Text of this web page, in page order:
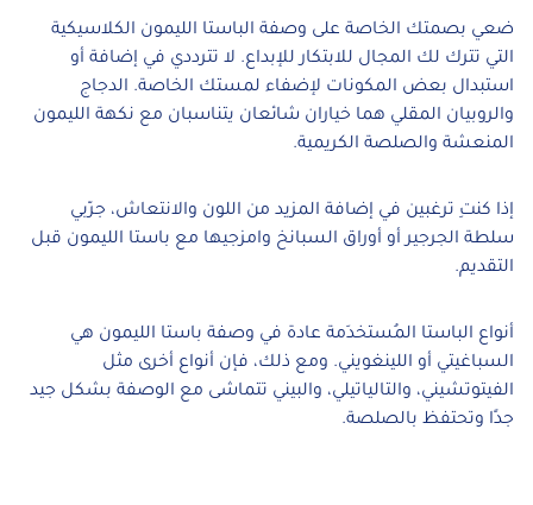
ضعي بصمتك الخاصة على وصفة الباستا الليمون الكلاسيكية
التي تترك لك المجال للابتكار للإبداع. لا تترددي في إضافة أو
استبدال بعض المكونات لإضفاء لمستك الخاصة. الدجاج
والروبيان المقلي هما خياران شائعان يتناسبان مع نكهة الليمون
المنعشة والصلصة الكريمية.
إذا كنتِ ترغبين في إضافة المزيد من اللون والانتعاش، جرّبي
سلطة الجرجير أو أوراق السبانخ وامزجيها مع باستا الليمون قبل
التقديم.
أنواع الباستا المُستخدَمة عادة في وصفة باستا الليمون هي
السباغيتي أو اللينغويني. ومع ذلك، فإن أنواع أخرى مثل
الفيتوتشيني، والتالياتيلي، والبيني تتماشى مع الوصفة بشكل جيد
جدًا وتحتفظ بالصلصة.